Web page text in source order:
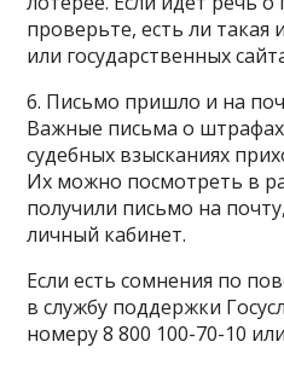
проверьте, есть ли
или государственных
6. Письмо пришло и на
Важные письма о
судебных взысканиях
Их можно посмотреть в
получили письмо на
личный кабинет.
Если есть сомнения по
в службу поддержки
номеру 8 800 100-70-10